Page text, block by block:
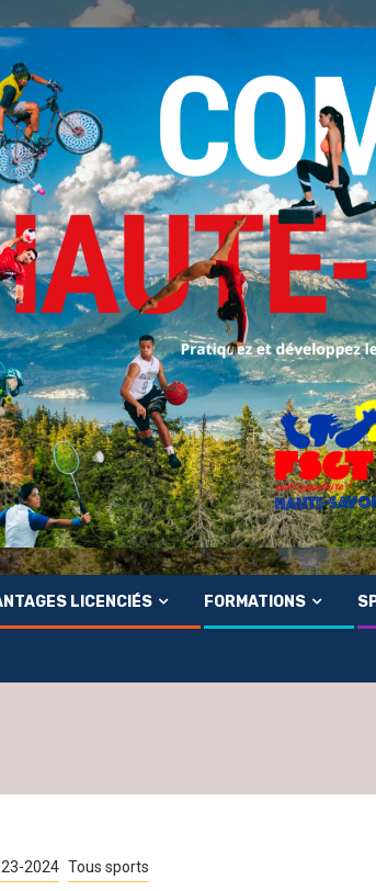
LICENCIÉS FORMATIONS
2024 Tous sports